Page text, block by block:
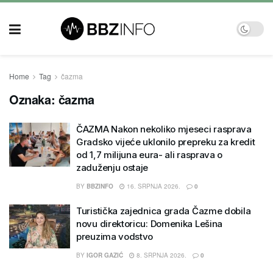
Home Tag čazma
Oznaka: čazma
ČAZMA Nakon nekoliko mjeseci rasprava
Gradsko vijeće uklonilo prepreku za kredit
od 1,7 milijuna eura- ali rasprava o
zaduženju ostaje
BY BBZINFO 16. SRPNJA 2026. 0
Turistička zajednica grada Čazme dobila
novu direktoricu: Domenika Lešina
preuzima vodstvo
BY IGOR GAZIĆ 8. SRPNJA 2026. 0